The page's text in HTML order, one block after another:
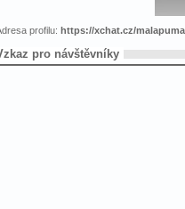
profilu: https://xchat.cz/malapuma
pro návštěvníky